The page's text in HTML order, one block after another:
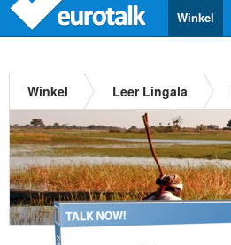
Winkel
Winkel Leer Lingala